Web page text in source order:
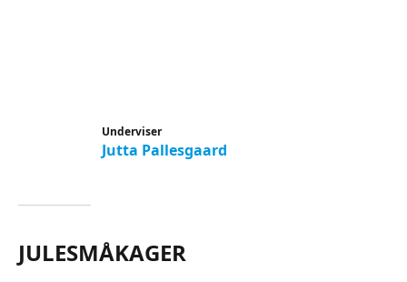
Underviser
Jutta Pallesgaard
JULESMÅKAGER